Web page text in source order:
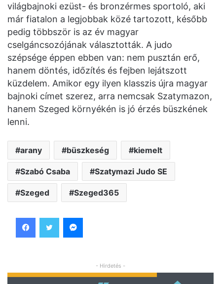
világbajnoki ezüst- és bronzérmes sportoló, aki
már fiatalon a legjobbak közé tartozott, később
pedig többször is az év magyar
cselgáncsozójának választották. A judo
szépsége éppen ebben van: nem pusztán erő,
hanem döntés, időzítés és fejben lejátszott
küzdelem. Amikor egy ilyen klasszis újra magyar
bajnoki címet szerez, arra nemcsak Szatymazon,
hanem Szeged környékén is jó érzés büszkének
lenni.
arany büszkeség kiemelt
Szabó Csaba Szatymazi Judo SE
Szeged Szeged365
- Hirdetés -